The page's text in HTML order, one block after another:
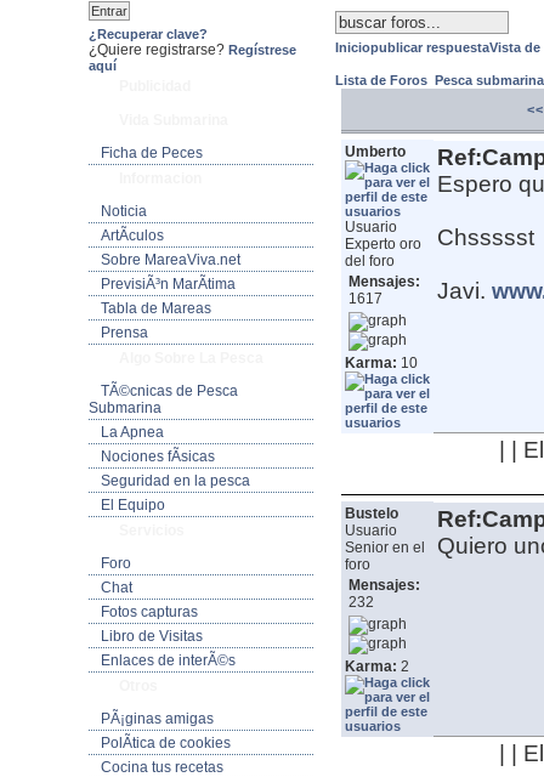
¿Recuperar clave?
¿Quiere registrarse? Regístrese
aquí
Ficha de Peces
Noticia
ArtÃ­culos
Sobre MareaViva.net
PrevisiÃ³n MarÃ­tima
Tabla de Mareas
Prensa
TÃ©cnicas de Pesca
Submarina
La Apnea
Nociones fÃ­sicas
Seguridad en la pesca
El Equipo
Foro
Chat
Fotos capturas
Libro de Visitas
Enlaces de interÃ©s
PÃ¡ginas amigas
PolÃ­tica de cookies
Cocina tus recetas
Iniciopublicar respuestaVista de
Lista de Foros Pesca
Umberto
Usuario
Experto oro
del foro
Mensajes:
1617
Karma: 10
Espero
Chssssst
Javi.
| |
Bustelo
Usuario
Senior en el
foro
Mensajes:
232
Karma: 2
Quiero
| |